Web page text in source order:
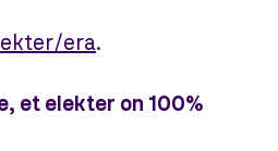
era.
et elekter on 100%